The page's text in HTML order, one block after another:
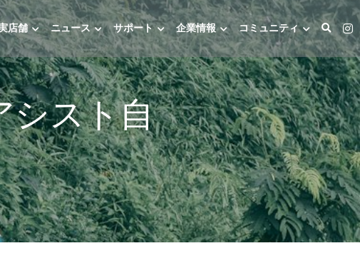
店舗 ニュース サポート 企業情報 コミュニティ
シスト自